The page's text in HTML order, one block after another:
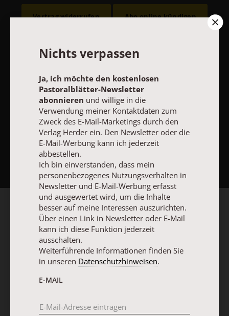
Vertrag widerrufen Abo online kündigen
NACH OBEN
Nichts verpassen
Ja, ich möchte den kostenlosen
Pastoralblätter-Newsletter
abonnieren und willige in die
Verwendung meiner Kontaktdaten zum
Zweck des E-Mail-Marketings durch den
Verlag Herder ein. Den Newsletter oder die
E-Mail-Werbung kann ich jederzeit
abbestellen.
Ich bin einverstanden, dass mein
personenbezogenes Nutzungsverhalten in
Newsletter und E-Mail-Werbung erfasst
und ausgewertet wird, um die Inhalte
besser auf meine Interessen auszurichten.
Über einen Link in Newsletter oder E-Mail
kann ich diese Funktion jederzeit
ausschalten.
Weiterführende Informationen finden Sie
in unseren Datenschutzhinweisen.
E-MAIL